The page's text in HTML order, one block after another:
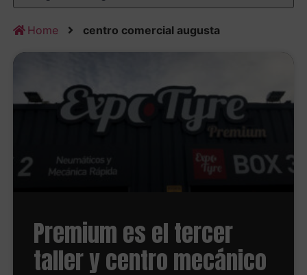
Home centro comercial augusta
Premium es el tercer
taller y centro mecánico